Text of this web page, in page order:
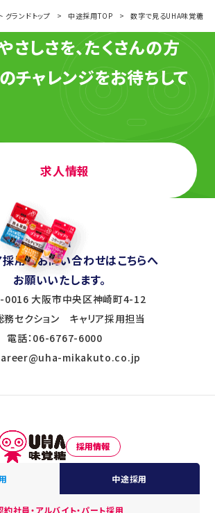
ランドトップ 中途採用TOP 数字で見るUHA味覚糖
さしさを、たくさんの方
チャレンジをお待ちして
求人情報
採用のお問い合わせはこちらへ
お願いいたします。
0016 大阪市中央区神崎町4-12
務セクション キャリア採用担当
電話：06-6767-6000
mikakuto.co.jp
採用情報
中途採用
約社員・アルバイト・パート採用